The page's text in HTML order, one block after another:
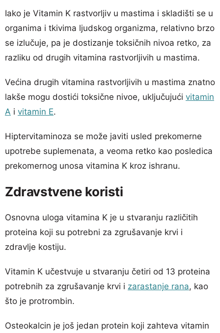
Iako je Vitamin K rastvorljiv u mastima i skladišti se u
organima i tkivima ljudskog organizma, relativno brzo
se izlučuje, pa je dostizanje toksičnih nivoa retko, za
razliku od drugih vitamina rastvorljivih u mastima.
Većina drugih vitamina rastvorljivih u mastima znatno
lakše mogu dostići toksične nivoe, uključujući vitamin
A i vitamin E.
Hiptervitaminoza se može javiti usled prekomerne
upotrebe suplemenata, a veoma retko kao posledica
prekomernog unosa vitamina K kroz ishranu.
Zdravstvene koristi
Osnovna uloga vitamina K je u stvaranju različitih
proteina koji su potrebni za zgrušavanje krvi i
zdravlje kostiju.
Vitamin K učestvuje u stvaranju četiri od 13 proteina
potrebnih za zgrušavanje krvi i zarastanje rana, kao
što je protrombin.
Osteokalcin je još jedan protein koji zahteva vitamin